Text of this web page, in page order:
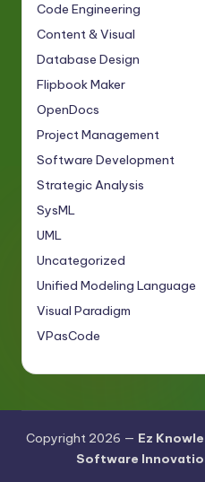
Code Engineering
Content & Visual
Database Design
Flipbook Maker
OpenDocs
Project Management
Software Development
Strategic Analysis
SysML
UML
Uncategorized
Unified Modeling Language
Visual Paradigm
VPasCode
Copyright 2026 — Ez
Software